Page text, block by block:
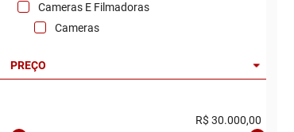
Cameras E Filmadoras
Cameras
PREÇO
R$ 30.000,00